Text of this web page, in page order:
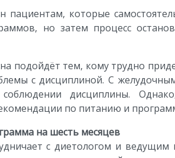
которые
но затем процесс
подойдёт тем, кому трудно
с дисциплиной. С
дисциплины.
по питанию и
на шесть месяцев
с диетологом и ведущим